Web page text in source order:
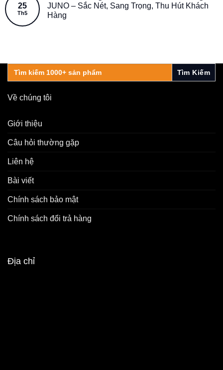
25
Th5
JUNO – Sắc Nét, Sang Trọng, Thu Hút Khách
Hàng
Search
for:
Về chúng tôi
Giới thiệu
Câu hỏi thường gặp
Liên hệ
Bài viết
Chính sách bảo mật
Chính sách đổi trả hàng
Địa chỉ